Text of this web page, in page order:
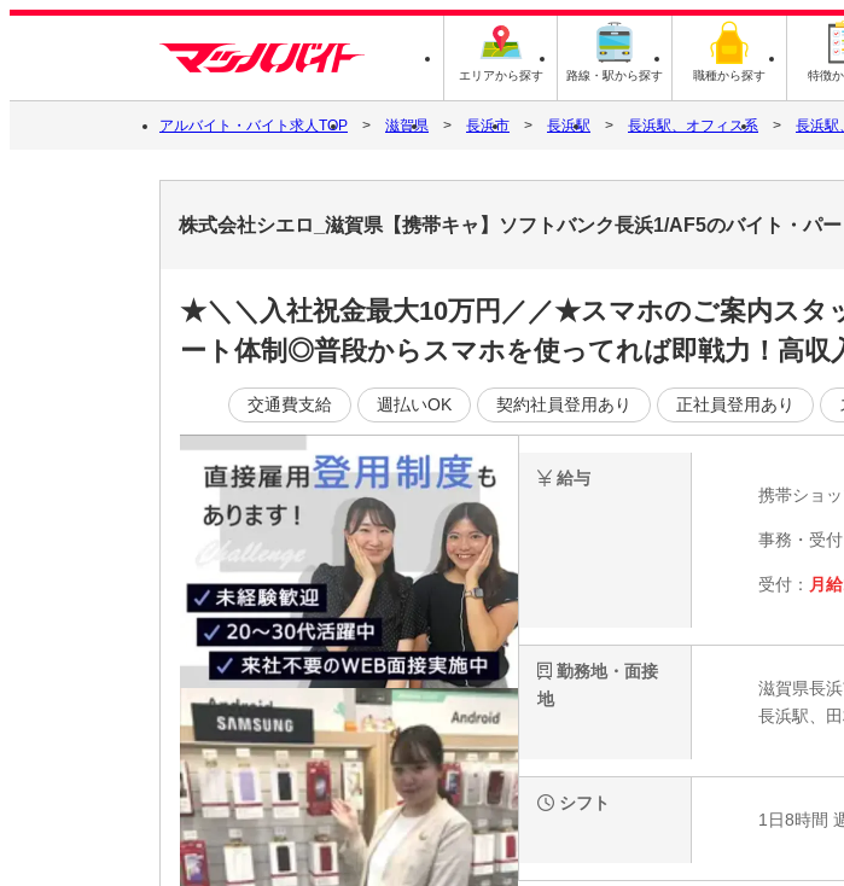
エリアから探す 路線・駅から探す 職種から探す 特徴
アルバイト・バイト求人TOP 滋賀県 長浜市 長浜駅 長浜駅、オフィス系 長浜駅
株式会社シエロ_滋賀県【携帯キャ】ソフトバンク長浜1/AF5のバイト・パ
★＼＼入社祝金最大10万円／／★スマホのご案内スタ
ート体制◎普段からスマホを使ってれば即戦力！高
交通費支給 週払いOK 契約社員登用あり 正社員登用あり
給与
携帯ショッ
事務・受付
受付： 月
勤務地・面接
地
滋賀県長
長浜駅、
シフト
1日8時間